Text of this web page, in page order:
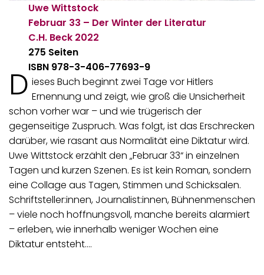
Uwe Wittstock
Februar 33 – Der Winter der Literatur
C.H. Beck 2022
275 Seiten
ISBN 978-3-406-77693-9
D ieses Buch beginnt zwei Tage vor Hitlers
Ernennung und zeigt, wie groß die Unsicherheit
schon vorher war – und wie trügerisch der
gegenseitige Zuspruch. Was folgt, ist das Erschrecken
darüber, wie rasant aus Normalität eine Diktatur wird.
Uwe Wittstock erzählt den „Februar 33“ in einzelnen
Tagen und kurzen Szenen. Es ist kein Roman, sondern
eine Collage aus Tagen, Stimmen und Schicksalen.
Schriftsteller:innen, Journalist:innen, Bühnenmenschen
– viele noch hoffnungsvoll, manche bereits alarmiert
– erleben, wie innerhalb weniger Wochen eine
Diktatur entsteht.…